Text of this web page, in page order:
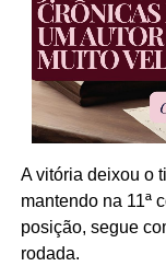
A vitória deixou o
mantendo na 11ª
posição, segue
rodada.